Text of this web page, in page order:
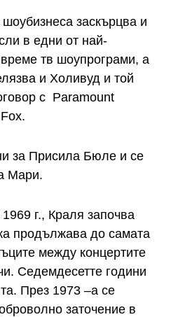
заскърцва и
в едни от най-
тв шоупрограми, а
и Холивуд и той
с Paramount
за Присила Бюле и се
Мари.
г., Краля започва
продължава до самата
между концертите
Седемдесетте години
През 1973 –а се
заточение в